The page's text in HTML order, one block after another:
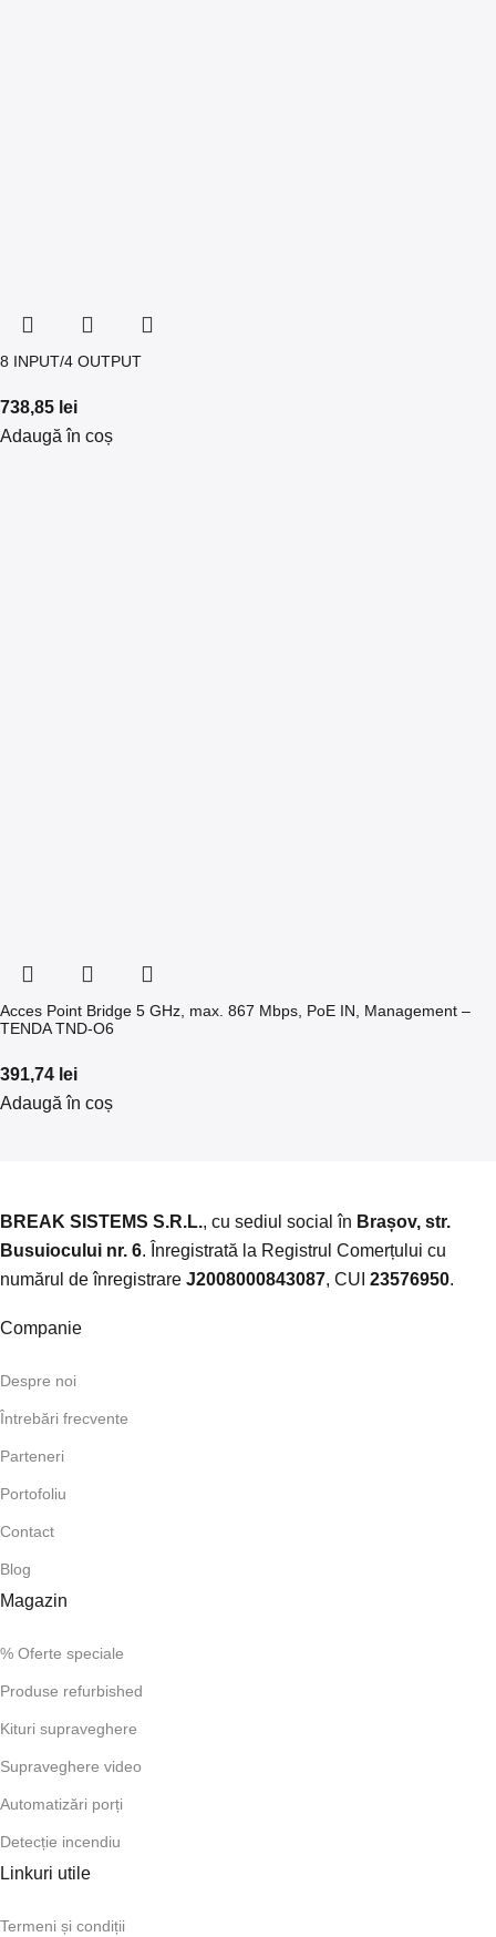
8 INPUT/4 OUTPUT
738,85 lei
Adaugă în coș
Acces Point Bridge 5 GHz, max. 867 Mbps, PoE IN, Management –
TENDA TND-O6
391,74 lei
Adaugă în coș
BREAK SISTEMS S.R.L., cu sediul social în Brașov, str.
Busuiocului nr. 6. Înregistrată la Registrul Comerțului cu
numărul de înregistrare J2008000843087, CUI 23576950.​
Companie
Despre noi
Întrebări frecvente
Parteneri
Portofoliu
Contact
Blog
Magazin
% Oferte speciale
Produse refurbished
Kituri supraveghere
Supraveghere video
Automatizări porți
Detecție incendiu
Linkuri utile
Termeni și condiții